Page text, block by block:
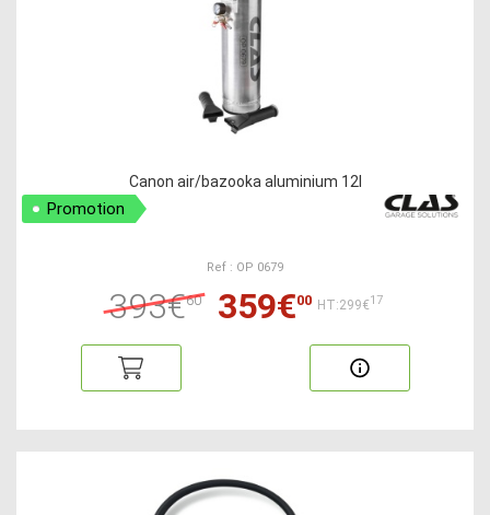
Canon air/bazooka aluminium 12l
Promotion
Ref : OP 0679
393€60 359€00 HT:299€17